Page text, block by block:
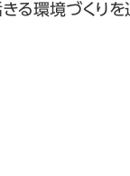
環境づくりを